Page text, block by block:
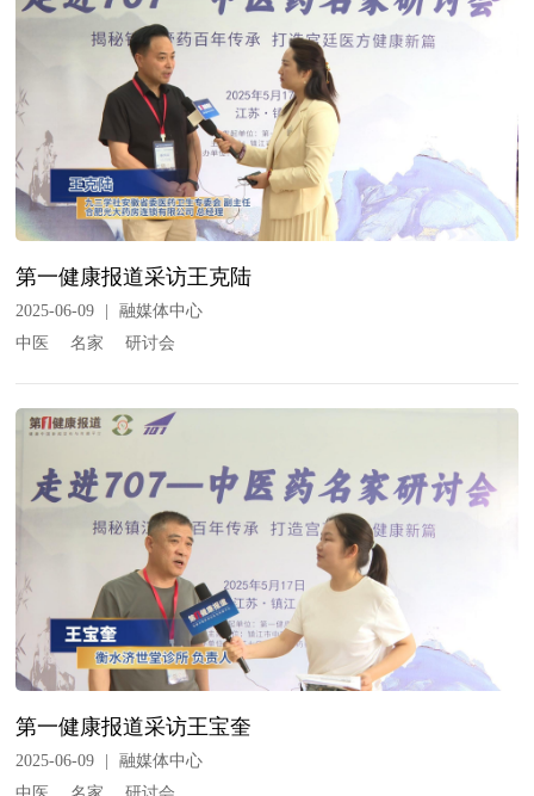
第一健康报道采访王克陆
2025-06-09
融媒体中心
中医
名家 研讨会
第一健康报道采访王宝奎
2025-06-09 |
融媒体中心